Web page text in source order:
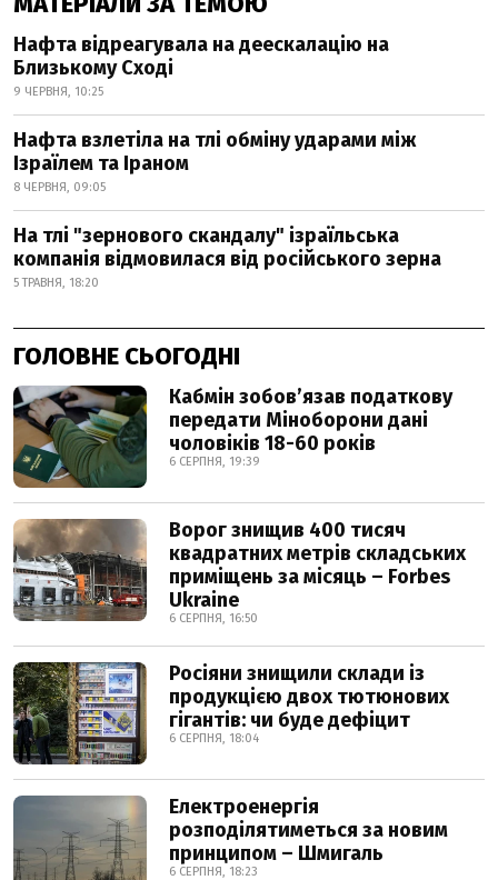
Нафта відреагувала на деескалацію на
Близькому Сході
9 ЧЕРВНЯ, 10:25
Нафта взлетіла на тлі обміну ударами між
Ізраїлем та Іраном
8 ЧЕРВНЯ, 09:05
На тлі "зернового скандалу" ізраїльська
компанія відмовилася від російського зерна
5 ТРАВНЯ, 18:20
ГОЛОВНЕ СЬОГОДНІ
Кабмін зобовʼязав податкову
передати Міноборони дані
чоловіків 18-60 років
6 СЕРПНЯ, 19:39
Ворог знищив 400 тисяч
квадратних метрів складських
приміщень за місяць – Forbes
Ukraine
6 СЕРПНЯ, 16:50
Росіяни знищили склади із
продукцією двох тютюнових
гігантів: чи буде дефіцит
6 СЕРПНЯ, 18:04
Електроенергія
розподілятиметься за новим
принципом – Шмигаль
6 СЕРПНЯ, 18:23